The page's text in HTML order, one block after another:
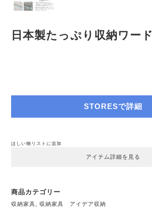
日本製たっぷり収納ワー
STORESで詳細
ほしい物リストに追加
アイテム詳細を見る
商品カテゴリー
収納家具 ,収納家具 アイデア収納